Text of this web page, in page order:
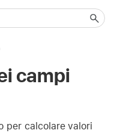
campi
per calcolare valori